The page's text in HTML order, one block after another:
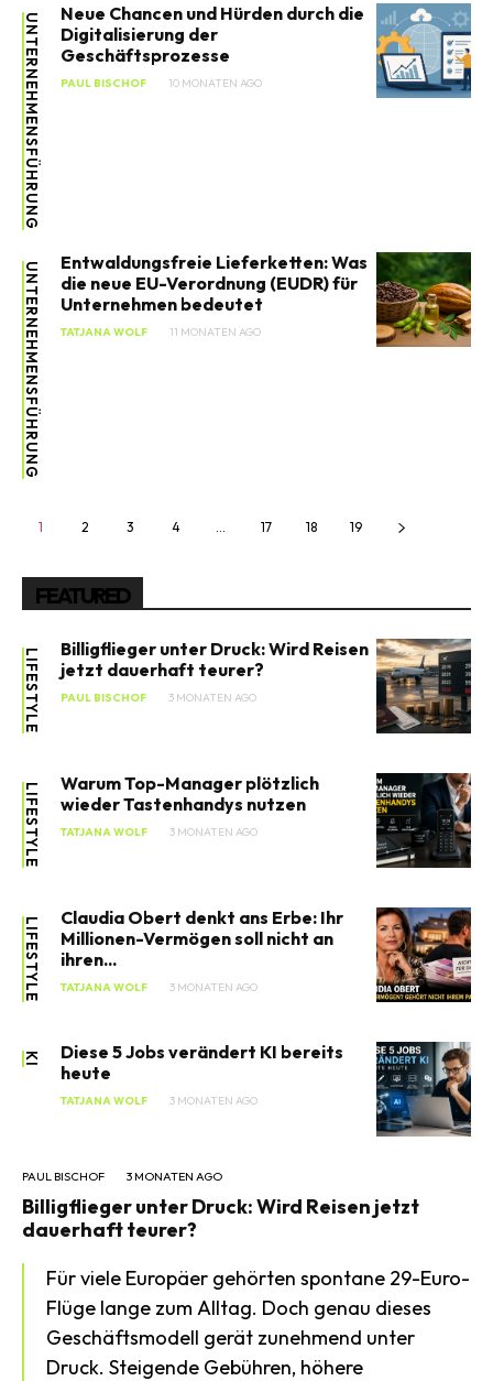
UNTERNEHMENSFÜHRUNG
Neue Chancen und Hürden durch die
Digitalisierung der
Geschäftsprozesse
PAUL BISCHOF 10 MONATEN AGO
UNTERNEHMENSFÜHRUNG
Entwaldungsfreie Lieferketten: Was
die neue EU-Verordnung (EUDR) für
Unternehmen bedeutet
TATJANA WOLF 11 MONATEN AGO
1 2 3 4 17 18 19
FEATURED
LIFESTYLE
Billigflieger unter Druck: Wird Reisen
jetzt dauerhaft teurer?
PAUL BISCHOF 3 MONATEN AGO
LIFESTYLE
Warum Top-Manager plötzlich
wieder Tastenhandys nutzen
TATJANA WOLF 3 MONATEN AGO
LIFESTYLE
Claudia Obert denkt ans Erbe: Ihr
Millionen-Vermögen soll nicht an
ihren...
TATJANA WOLF 3 MONATEN AGO
KI
Diese 5 Jobs verändert KI bereits
heute
TATJANA WOLF 3 MONATEN AGO
PAUL BISCHOF 3 MONATEN AGO
Billigflieger unter Druck: Wird Reisen jetzt
dauerhaft teurer?
Für viele Europäer gehörten spontane 29-Euro-
Flüge lange zum Alltag. Doch genau dieses
Geschäftsmodell gerät zunehmend unter
Druck. Steigende Gebühren, höhere